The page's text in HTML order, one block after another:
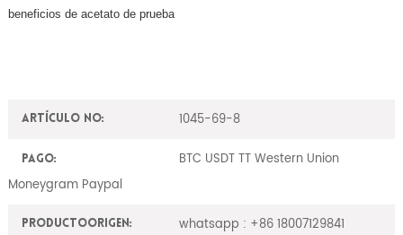
beneficios de acetato de prueba
Artículo No: 1045-69-8
Pago:
BTC USDT TT Western Union
Moneygram Paypal
ProductoOrigen: whatsapp : +86 18007129841